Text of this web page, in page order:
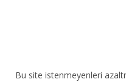
Bu site istenmeyenleri